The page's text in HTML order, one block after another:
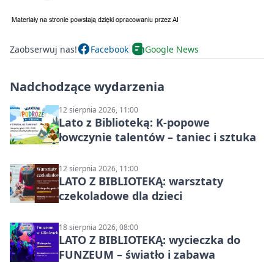
Zaobserwuj nas! Facebook Google News
Nadchodzące wydarzenia
12 sierpnia 2026, 11:00
Lato z Biblioteką: K-popowe
łowczynie talentów – taniec i sztuka
12 sierpnia 2026, 11:00
LATO Z BIBLIOTEKĄ: warsztaty
czekoladowe dla dzieci
18 sierpnia 2026, 08:00
LATO Z BIBLIOTEKĄ: wycieczka do
FUNZEUM – światło i zabawa